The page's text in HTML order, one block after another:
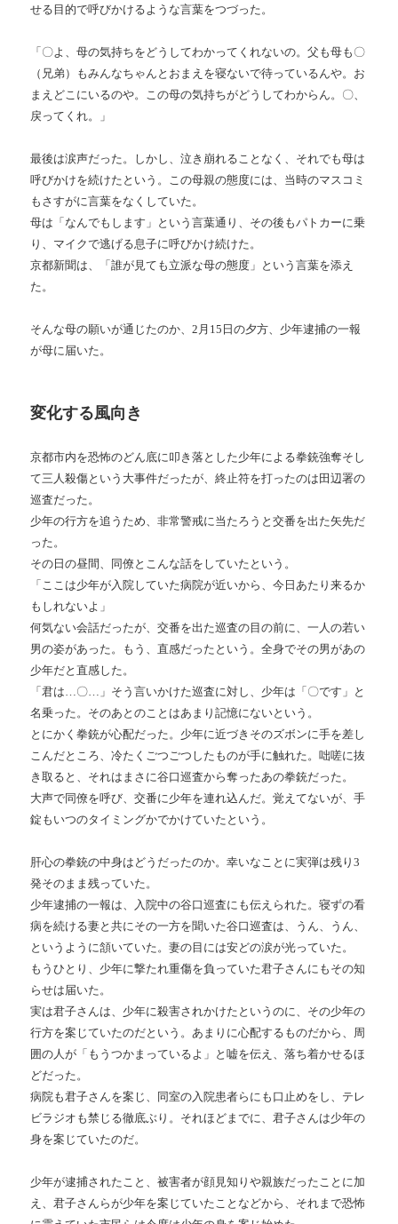
せる目的で呼びかけるような言葉をつづった。
「〇よ、母の気持ちをどうしてわかってくれないの。父も母も〇
（兄弟）もみんなちゃんとおまえを寝ないで待っているんや。お
まえどこにいるのや。この母の気持ちがどうしてわからん。〇、
戻ってくれ。」
最後は涙声だった。しかし、泣き崩れることなく、それでも母は
呼びかけを続けたという。この母親の態度には、当時のマスコミ
もさすがに言葉をなくしていた。
母は「なんでもします」という言葉通り、その後もパトカーに乗
り、マイクで逃げる息子に呼びかけ続けた。
京都新聞は、「誰が見ても立派な母の態度」という言葉を添え
た。
そんな母の願いが通じたのか、2月15日の夕方、少年逮捕の一報
が母に届いた。
変化する風向き
京都市内を恐怖のどん底に叩き落とした少年による拳銃強奪そし
て三人殺傷という大事件だったが、終止符を打ったのは田辺署の
巡査だった。
少年の行方を追うため、非常警戒に当たろうと交番を出た矢先だ
った。
その日の昼間、同僚とこんな話をしていたという。
「ここは少年が入院していた病院が近いから、今日あたり来るか
もしれないよ」
何気ない会話だったが、交番を出た巡査の目の前に、一人の若い
男の姿があった。もう、直感だったという。全身でその男があの
少年だと直感した。
「君は…〇…」そう言いかけた巡査に対し、少年は「〇です」と
名乗った。そのあとのことはあまり記憶にないという。
とにかく拳銃が心配だった。少年に近づきそのズボンに手を差し
こんだところ、冷たくごつごつしたものが手に触れた。咄嗟に抜
き取ると、それはまさに谷口巡査から奪ったあの拳銃だった。
大声で同僚を呼び、交番に少年を連れ込んだ。覚えてないが、手
錠もいつのタイミングかでかけていたという。
肝心の拳銃の中身はどうだったのか。幸いなことに実弾は残り3
発そのまま残っていた。
少年逮捕の一報は、入院中の谷口巡査にも伝えられた。寝ずの看
病を続ける妻と共にその一方を聞いた谷口巡査は、うん、うん、
というように頷いていた。妻の目には安どの涙が光っていた。
もうひとり、少年に撃たれ重傷を負っていた君子さんにもその知
らせは届いた。
実は君子さんは、少年に殺害されかけたというのに、その少年の
行方を案じていたのだという。あまりに心配するものだから、周
囲の人が「もうつかまっているよ」と嘘を伝え、落ち着かせるほ
どだった。
病院も君子さんを案じ、同室の入院患者らにも口止めをし、テレ
ビラジオも禁じる徹底ぶり。それほどまでに、君子さんは少年の
身を案じていたのだ。
少年が逮捕されたこと、被害者が顔見知りや親族だったことに加
え、君子さんらが少年を案じていたことなどから、それまで恐怖